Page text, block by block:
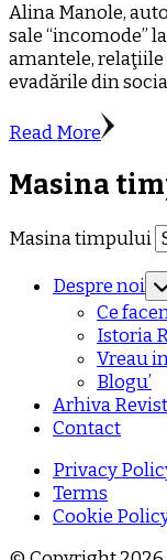
Alina Manole,
sale “incomode”
amantele,
evadările din
Read More
Masina
Masina timpului
Despre noi
Ce
Istoria
Vreau
Blogu’
Arhiva
Contact
Privacy
Terms
Cookie